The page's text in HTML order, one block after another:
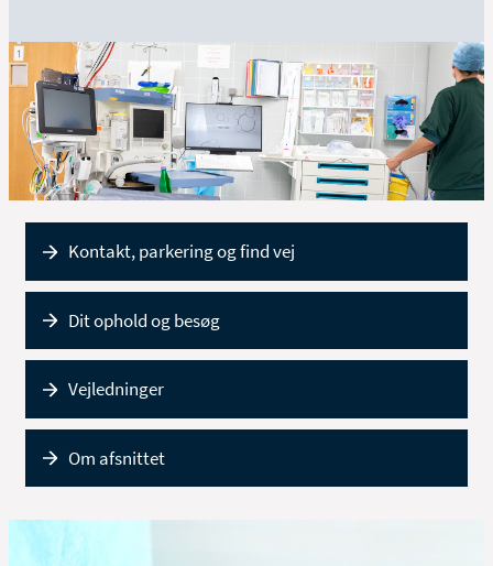
Kontakt, parkering og find vej
Dit ophold og besøg
Vejledninger
Om afsnittet